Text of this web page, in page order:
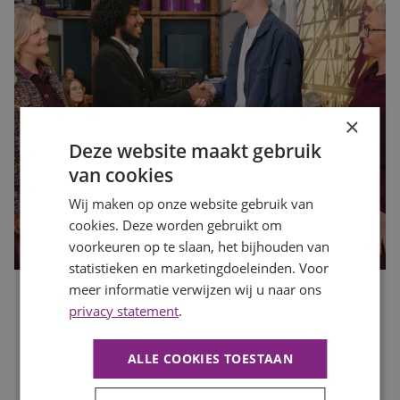
Waarom motivatie steeds belangrijker wordt dan een
perfect cv
Publicatiedatum10 juli 2026
Romée Zwaan
Een indrukwekkend cv is niet langer de enige sleutel tot
×
Deze website maakt gebruik
van cookies
Wij maken op onze website gebruik van
cookies. Deze worden gebruikt om
voorkeuren op te slaan, het bijhouden van
statistieken en marketingdoeleinden. Voor
meer informatie verwijzen wij u naar ons
privacy statement.
ALLE COOKIES TOESTAAN